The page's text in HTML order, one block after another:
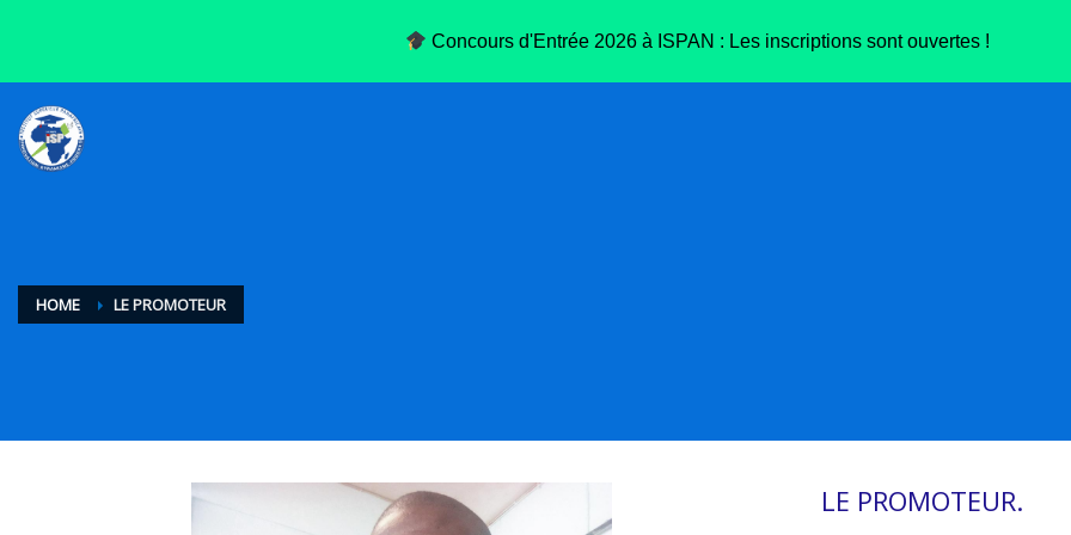
HOME LE PROMOTEUR
LE PROMOTEUR.
Concours d'Entrée 2026 à ISPAN : Les inscriptions sont ouvertes !